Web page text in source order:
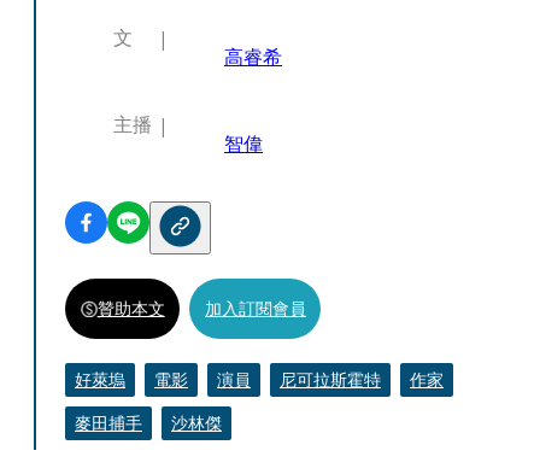
文
高睿希
主播
智偉
贊助本文 加入訂閱會員
好萊塢 電影 演員 尼可拉斯霍特
作家
麥田捕手
沙林傑